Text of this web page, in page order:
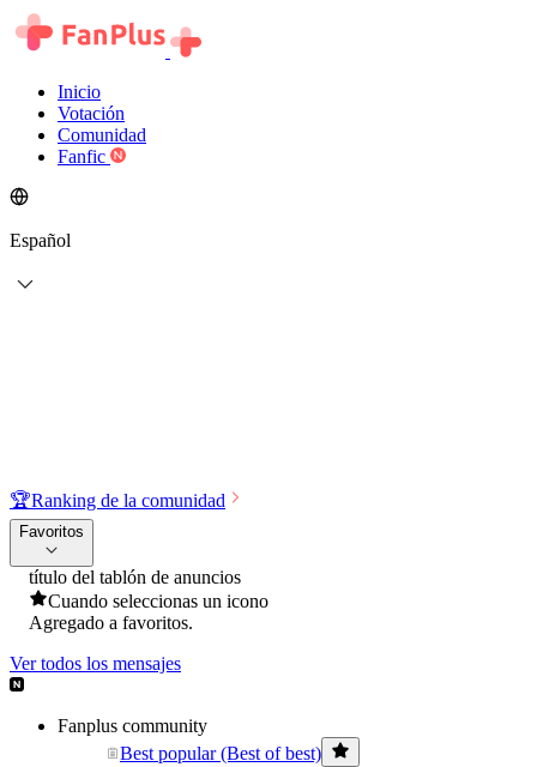
Inicio
Votación
Comunidad
Fanfic
Español
🏆Ranking de la comunidad
Favoritos
título del tablón de anuncios
Cuando seleccionas un icono
Agregado a favoritos.
Ver todos los mensajes
Fanplus community
Best popular (Best of best)